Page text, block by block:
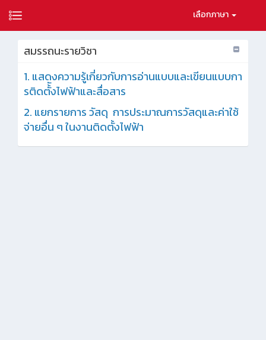
เลือกภาษา
สมรรถนะรายวิชา
1. แสดงความรู้เกี่ยวกับการอ่านแบบและเขียนแบบกา
รติดตั้ังไฟฟ้าและสื่อสาร
2. แยกรายการ วัสดุ การประมาณการวัสดุและค่าใช้
จ่ายอื่น ๆ ในงานติดตั้งไฟฟ้า